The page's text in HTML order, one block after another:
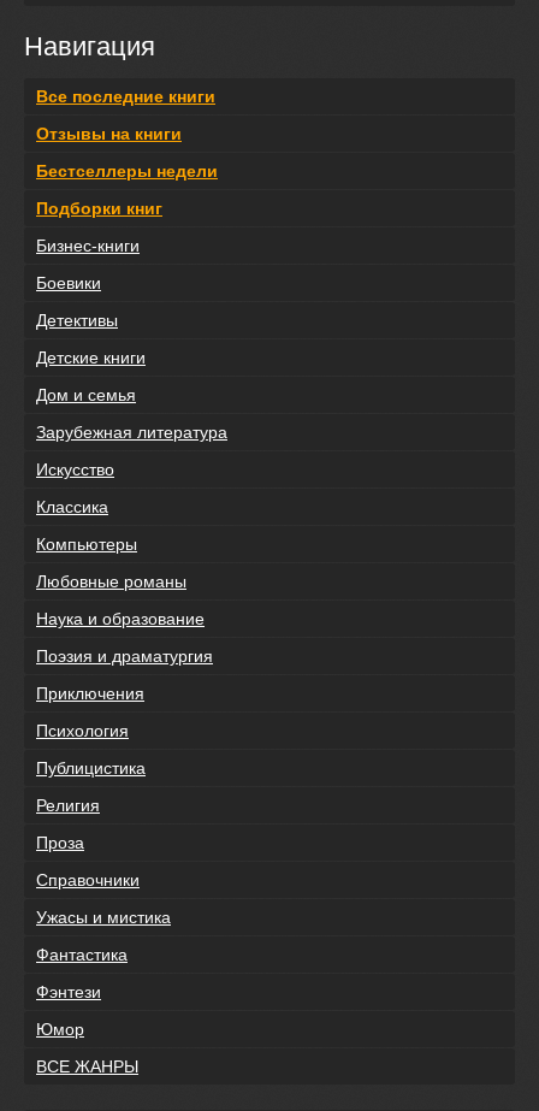
Навигация
Все последние книги
Отзывы на книги
Бестселлеры недели
Подборки книг
Бизнес-книги
Боевики
Детективы
Детские книги
Дом и семья
Зарубежная литература
Искусство
Классика
Компьютеры
Любовные романы
Наука и образование
Поэзия и драматургия
Приключения
Психология
Публицистика
Религия
Проза
Справочники
Ужасы и мистика
Фантастика
Фэнтези
Юмор
ВСЕ ЖАНРЫ